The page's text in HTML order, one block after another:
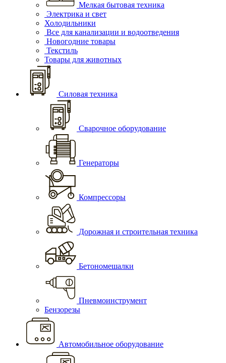
Мелкая бытовая техника
Электрика и свет
Холодильники
Все для канализации и водоотведения
Новогодние товары
Текстиль
Товары для животных
Силовая техника
Сварочное оборудование
Генераторы
Компрессоры
Дорожная и строительная техника
Бетономешалки
Пневмоинструмент
Бензорезы
Автомобильное оборудование